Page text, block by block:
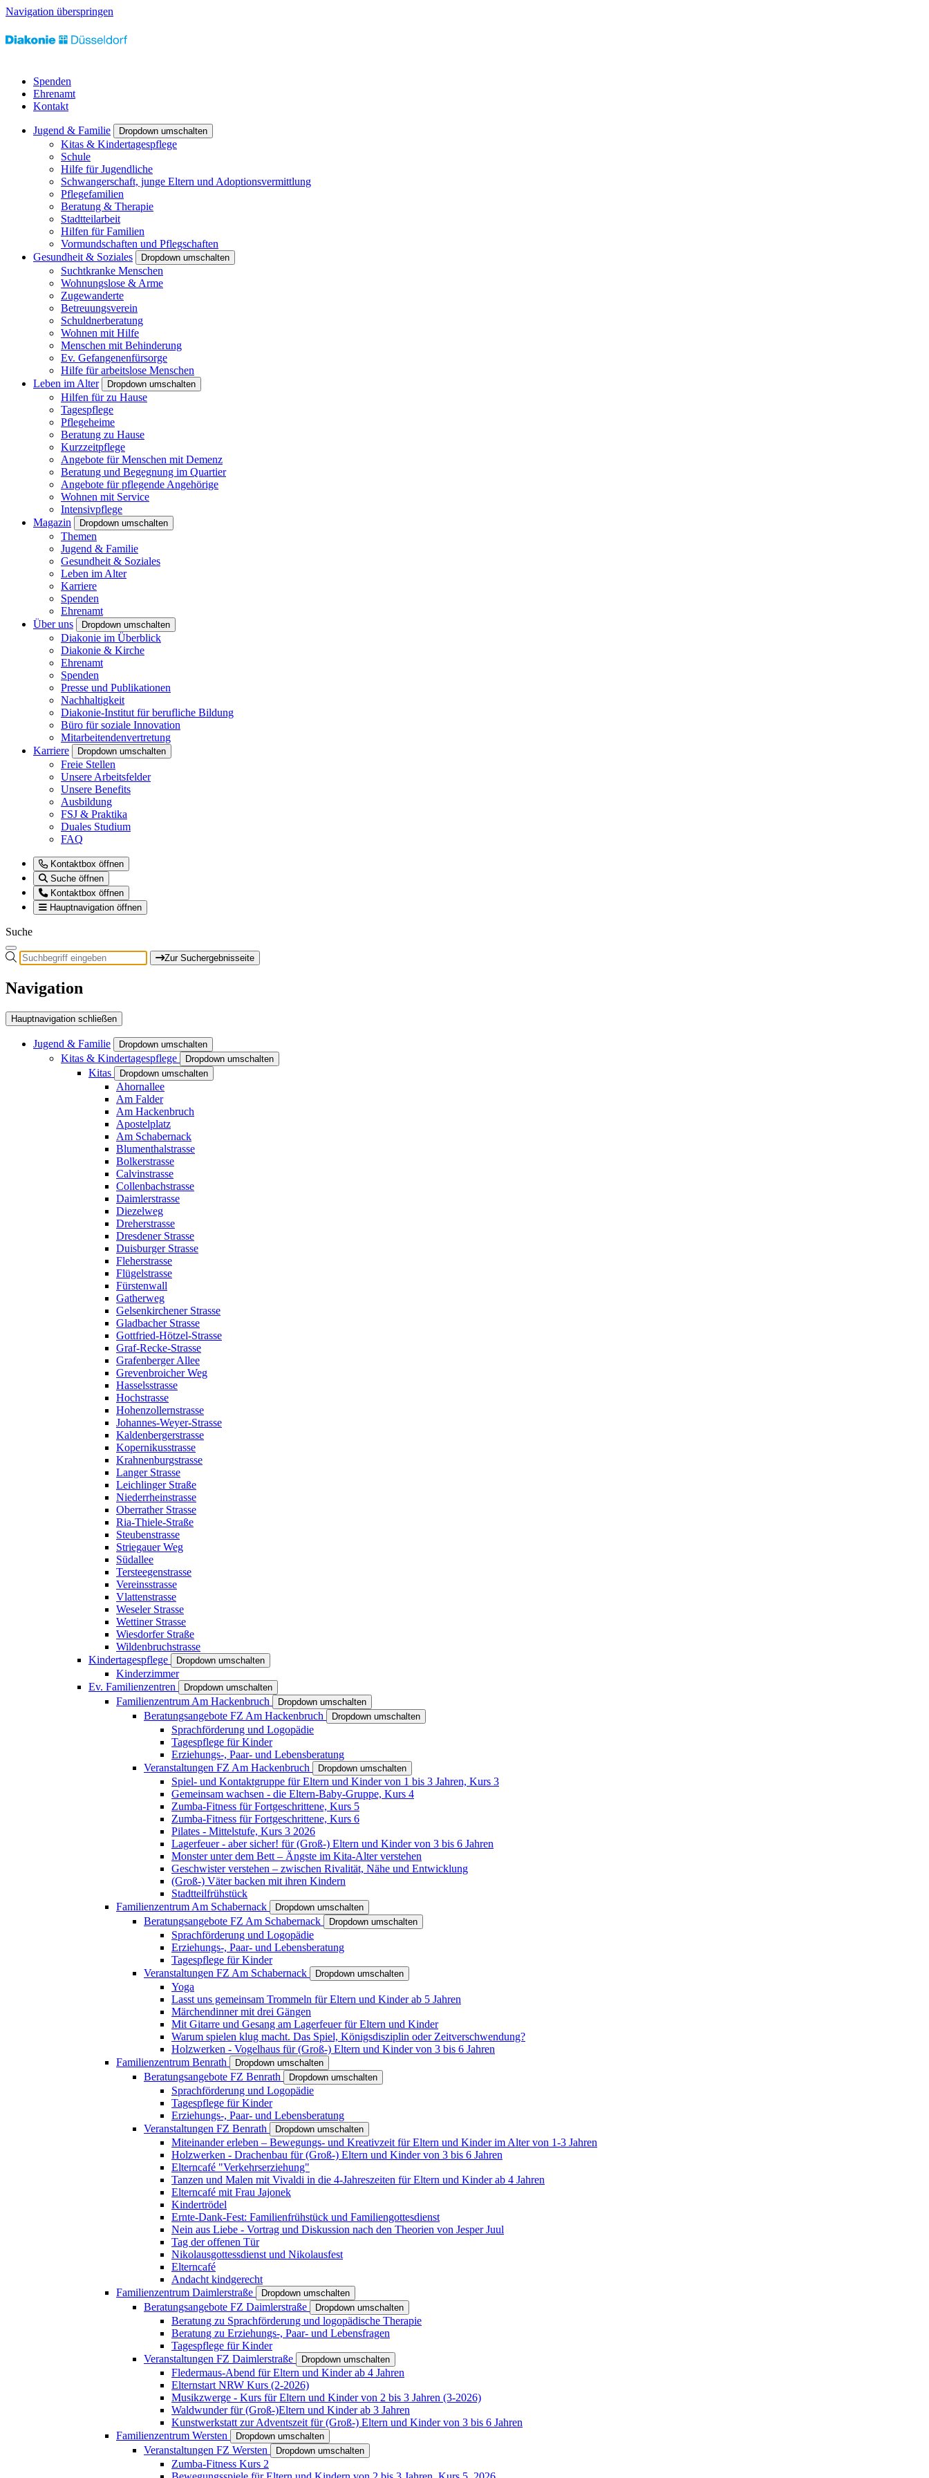
Navigation überspringen
Spenden
Ehrenamt
Kontakt
Jugend & Familie Dropdown umschalten
Kitas & Kindertagespflege
Schule
Hilfe für Jugendliche
Schwangerschaft, junge Eltern und Adoptionsvermittlung
Pflegefamilien
Beratung & Therapie
Stadtteilarbeit
Hilfen für Familien
Vormundschaften und Pflegschaften
Gesundheit & Soziales
Dropdown umschalten
Suchtkranke Menschen
Wohnungslose & Arme
Zugewanderte
Betreuungsverein
Schuldnerberatung
Wohnen mit Hilfe
Menschen mit Behinderung
Ev. Gefangenenfürsorge
Hilfe für arbeitslose Menschen
Leben im Alter
Dropdown umschalten
Hilfen für zu Hause
Tagespflege
Pflegeheime
Beratung zu Hause
Kurzzeitpflege
Angebote für Menschen mit Demenz
Beratung und Begegnung im Quartier
Angebote für pflegende Angehörige
Wohnen mit Service
Intensivpflege
Magazin
Dropdown umschalten
Themen
Jugend & Familie
Gesundheit & Soziales
Leben im Alter
Karriere
Spenden
Ehrenamt
Über uns
Dropdown umschalten
Diakonie im Überblick
Diakonie & Kirche
Ehrenamt
Spenden
Presse und Publikationen
Nachhaltigkeit
Diakonie-Institut für berufliche Bildung
Büro für soziale Innovation
Mitarbeitendenvertretung
Karriere
Dropdown umschalten
Freie Stellen
Unsere Arbeitsfelder
Unsere Benefits
Ausbildung
FSJ & Praktika
Duales Studium
FAQ
Kontaktbox öffnen
Suche öffnen
Kontaktbox öffnen
Hauptnavigation öffnen
Suche
Zur Suchergebnisseite
Navigation
Hauptnavigation schließen
Jugend & Familie Dropdown umschalten
Kitas & Kindertagespflege Dropdown umschalten
Kitas Dropdown umschalten
Ahornallee
Am Falder
Am Hackenbruch
Apostelplatz
Am Schabernack
Blumenthalstrasse
Bolkerstrasse
Calvinstrasse
Collenbachstrasse
Daimlerstrasse
Diezelweg
Dreherstrasse
Dresdener Strasse
Duisburger Strasse
Fleherstrasse
Flügelstrasse
Fürstenwall
Gatherweg
Gelsenkirchener Strasse
Gladbacher Strasse
Gottfried-Hötzel-Strasse
Graf-Recke-Strasse
Grafenberger Allee
Grevenbroicher Weg
Hasselsstrasse
Hochstrasse
Hohenzollernstrasse
Johannes-Weyer-Strasse
Kaldenbergerstrasse
Kopernikusstrasse
Krahnenburgstrasse
Langer Strasse
Leichlinger Straße
Niederrheinstrasse
Oberrather Strasse
Ria-Thiele-Straße
Steubenstrasse
Striegauer Weg
Südallee
Tersteegenstrasse
Vereinsstrasse
Vlattenstrasse
Weseler Strasse
Wettiner Strasse
Wiesdorfer Straße
Wildenbruchstrasse
Kindertagespflege
Dropdown umschalten
Kinderzimmer
Ev. Familienzentren
Dropdown umschalten
Familienzentrum Am Hackenbruch Dropdown umschalten
Beratungsangebote FZ Am Hackenbruch Dropdown umschalten
Sprachförderung und Logopädie
Tagespflege für Kinder
Erziehungs-, Paar- und Lebensberatung
Veranstaltungen FZ Am Hackenbruch
Dropdown umschalten
Spiel- und Kontaktgruppe für Eltern und Kinder von 1 bis 3 Jahren, Kurs 3
Gemeinsam wachsen - die Eltern-Baby-Gruppe, Kurs 4
Zumba-Fitness für Fortgeschrittene, Kurs 5
Zumba-Fitness für Fortgeschrittene, Kurs 6
Pilates - Mittelstufe, Kurs 3 2026
Lagerfeuer - aber sicher! für (Groß-) Eltern und Kinder von 3 bis 6 Jahren
Monster unter dem Bett – Ängste im Kita-Alter verstehen
Geschwister verstehen – zwischen Rivalität, Nähe und Entwicklung
(Groß-) Väter backen mit ihren Kindern
Stadtteilfrühstück
Familienzentrum Am Schabernack
Dropdown umschalten
Beratungsangebote FZ Am Schabernack Dropdown umschalten
Sprachförderung und Logopädie
Erziehungs-, Paar- und Lebensberatung
Tagespflege für Kinder
Veranstaltungen FZ Am Schabernack
Dropdown umschalten
Yoga
Lasst uns gemeinsam Trommeln für Eltern und Kinder ab 5 Jahren
Märchendinner mit drei Gängen
Mit Gitarre und Gesang am Lagerfeuer für Eltern und Kinder
Warum spielen klug macht. Das Spiel, Königsdisziplin oder Zeitverschwendung?
Holzwerken - Vogelhaus für (Groß-) Eltern und Kinder von 3 bis 6 Jahren
Familienzentrum Benrath
Dropdown umschalten
Beratungsangebote FZ Benrath Dropdown umschalten
Sprachförderung und Logopädie
Tagespflege für Kinder
Erziehungs-, Paar- und Lebensberatung
Veranstaltungen FZ Benrath
Dropdown umschalten
Miteinander erleben – Bewegungs- und Kreativzeit für Eltern und Kinder im Alter von 1-3 Jahren
Holzwerken - Drachenbau für (Groß-) Eltern und Kinder von 3 bis 6 Jahren
Elterncafé "Verkehrserziehung"
Tanzen und Malen mit Vivaldi in die 4-Jahreszeiten für Eltern und Kinder ab 4 Jahren
Elterncafé mit Frau Jajonek
Kindertrödel
Ernte-Dank-Fest: Familienfrühstück und Familiengottesdienst
Nein aus Liebe - Vortrag und Diskussion nach den Theorien von Jesper Juul
Tag der offenen Tür
Nikolausgottessdienst und Nikolausfest
Elterncafé
Andacht kindgerecht
Familienzentrum Daimlerstraße
Dropdown umschalten
Beratungsangebote FZ Daimlerstraße Dropdown umschalten
Beratung zu Sprachförderung und logopädische Therapie
Beratung zu Erziehungs-, Paar- und Lebensfragen
Tagespflege für Kinder
Veranstaltungen FZ Daimlerstraße
Dropdown umschalten
Fledermaus-Abend für Eltern und Kinder ab 4 Jahren
Elternstart NRW Kurs (2-2026)
Musikzwerge - Kurs für Eltern und Kinder von 2 bis 3 Jahren (3-2026)
Waldwunder für (Groß-)Eltern und Kinder ab 3 Jahren
Kunstwerkstatt zur Adventszeit für (Groß-) Eltern und Kinder von 3 bis 6 Jahren
Familienzentrum Wersten
Dropdown umschalten
Veranstaltungen FZ Wersten Dropdown umschalten
Zumba-Fitness Kurs 2